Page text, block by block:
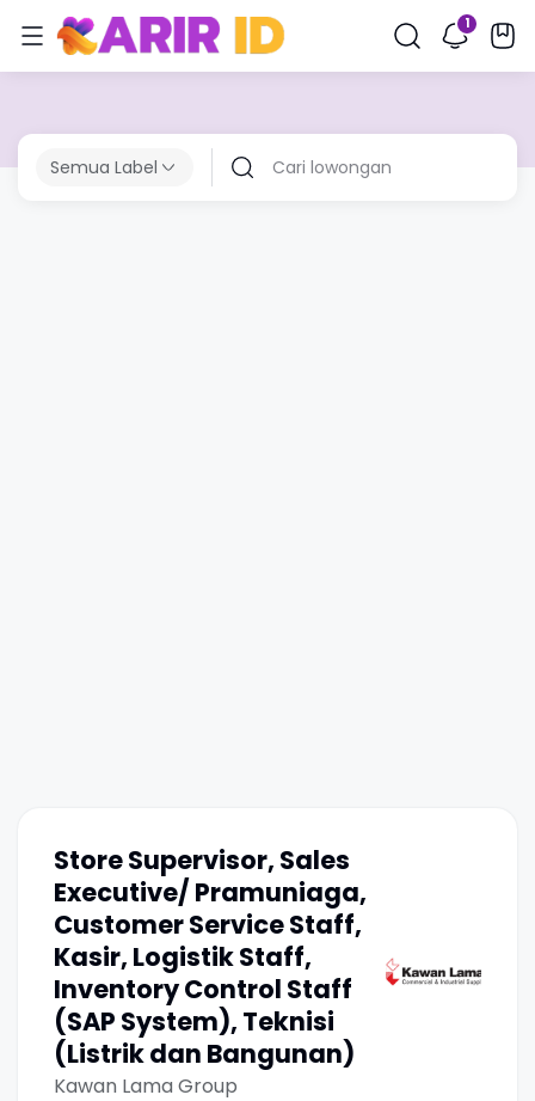
Semua Label
Store Supervisor, Sales
Executive/ Pramuniaga,
Customer Service Staff,
Kasir, Logistik Staff,
Inventory Control Staff
(SAP System), Teknisi
(Listrik dan Bangunan)
Kawan Lama Group